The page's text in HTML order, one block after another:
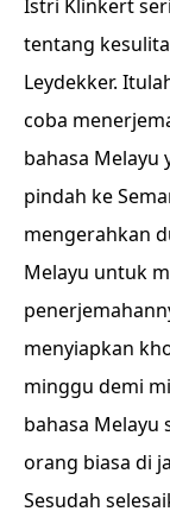
Istri Klinkert
tentang
Leydekker.
coba
bahasa Melayu
pindah ke
mengerahkan
Melayu untuk
menyiapkan
minggu demi
bahasa Melayu
orang biasa di
Sesudah